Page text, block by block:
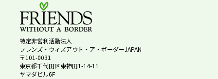
特定非営利活動法人
フレンズ・ウィズアウト・ア・ボーダーJAPAN
〒101-0031
東京都千代田区東神田1-14-11
ヤマダビル6F